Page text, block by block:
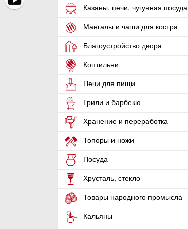
Казаны, печи, чугунная посуда
Мангалы и чаши для костра
Благоустройство двора
Коптильни
Печи для пищи
Грили и барбекю
Хранение и переработка
Топоры и ножи
Посуда
Хрусталь, стекло
Товары народного промысла
Кальяны